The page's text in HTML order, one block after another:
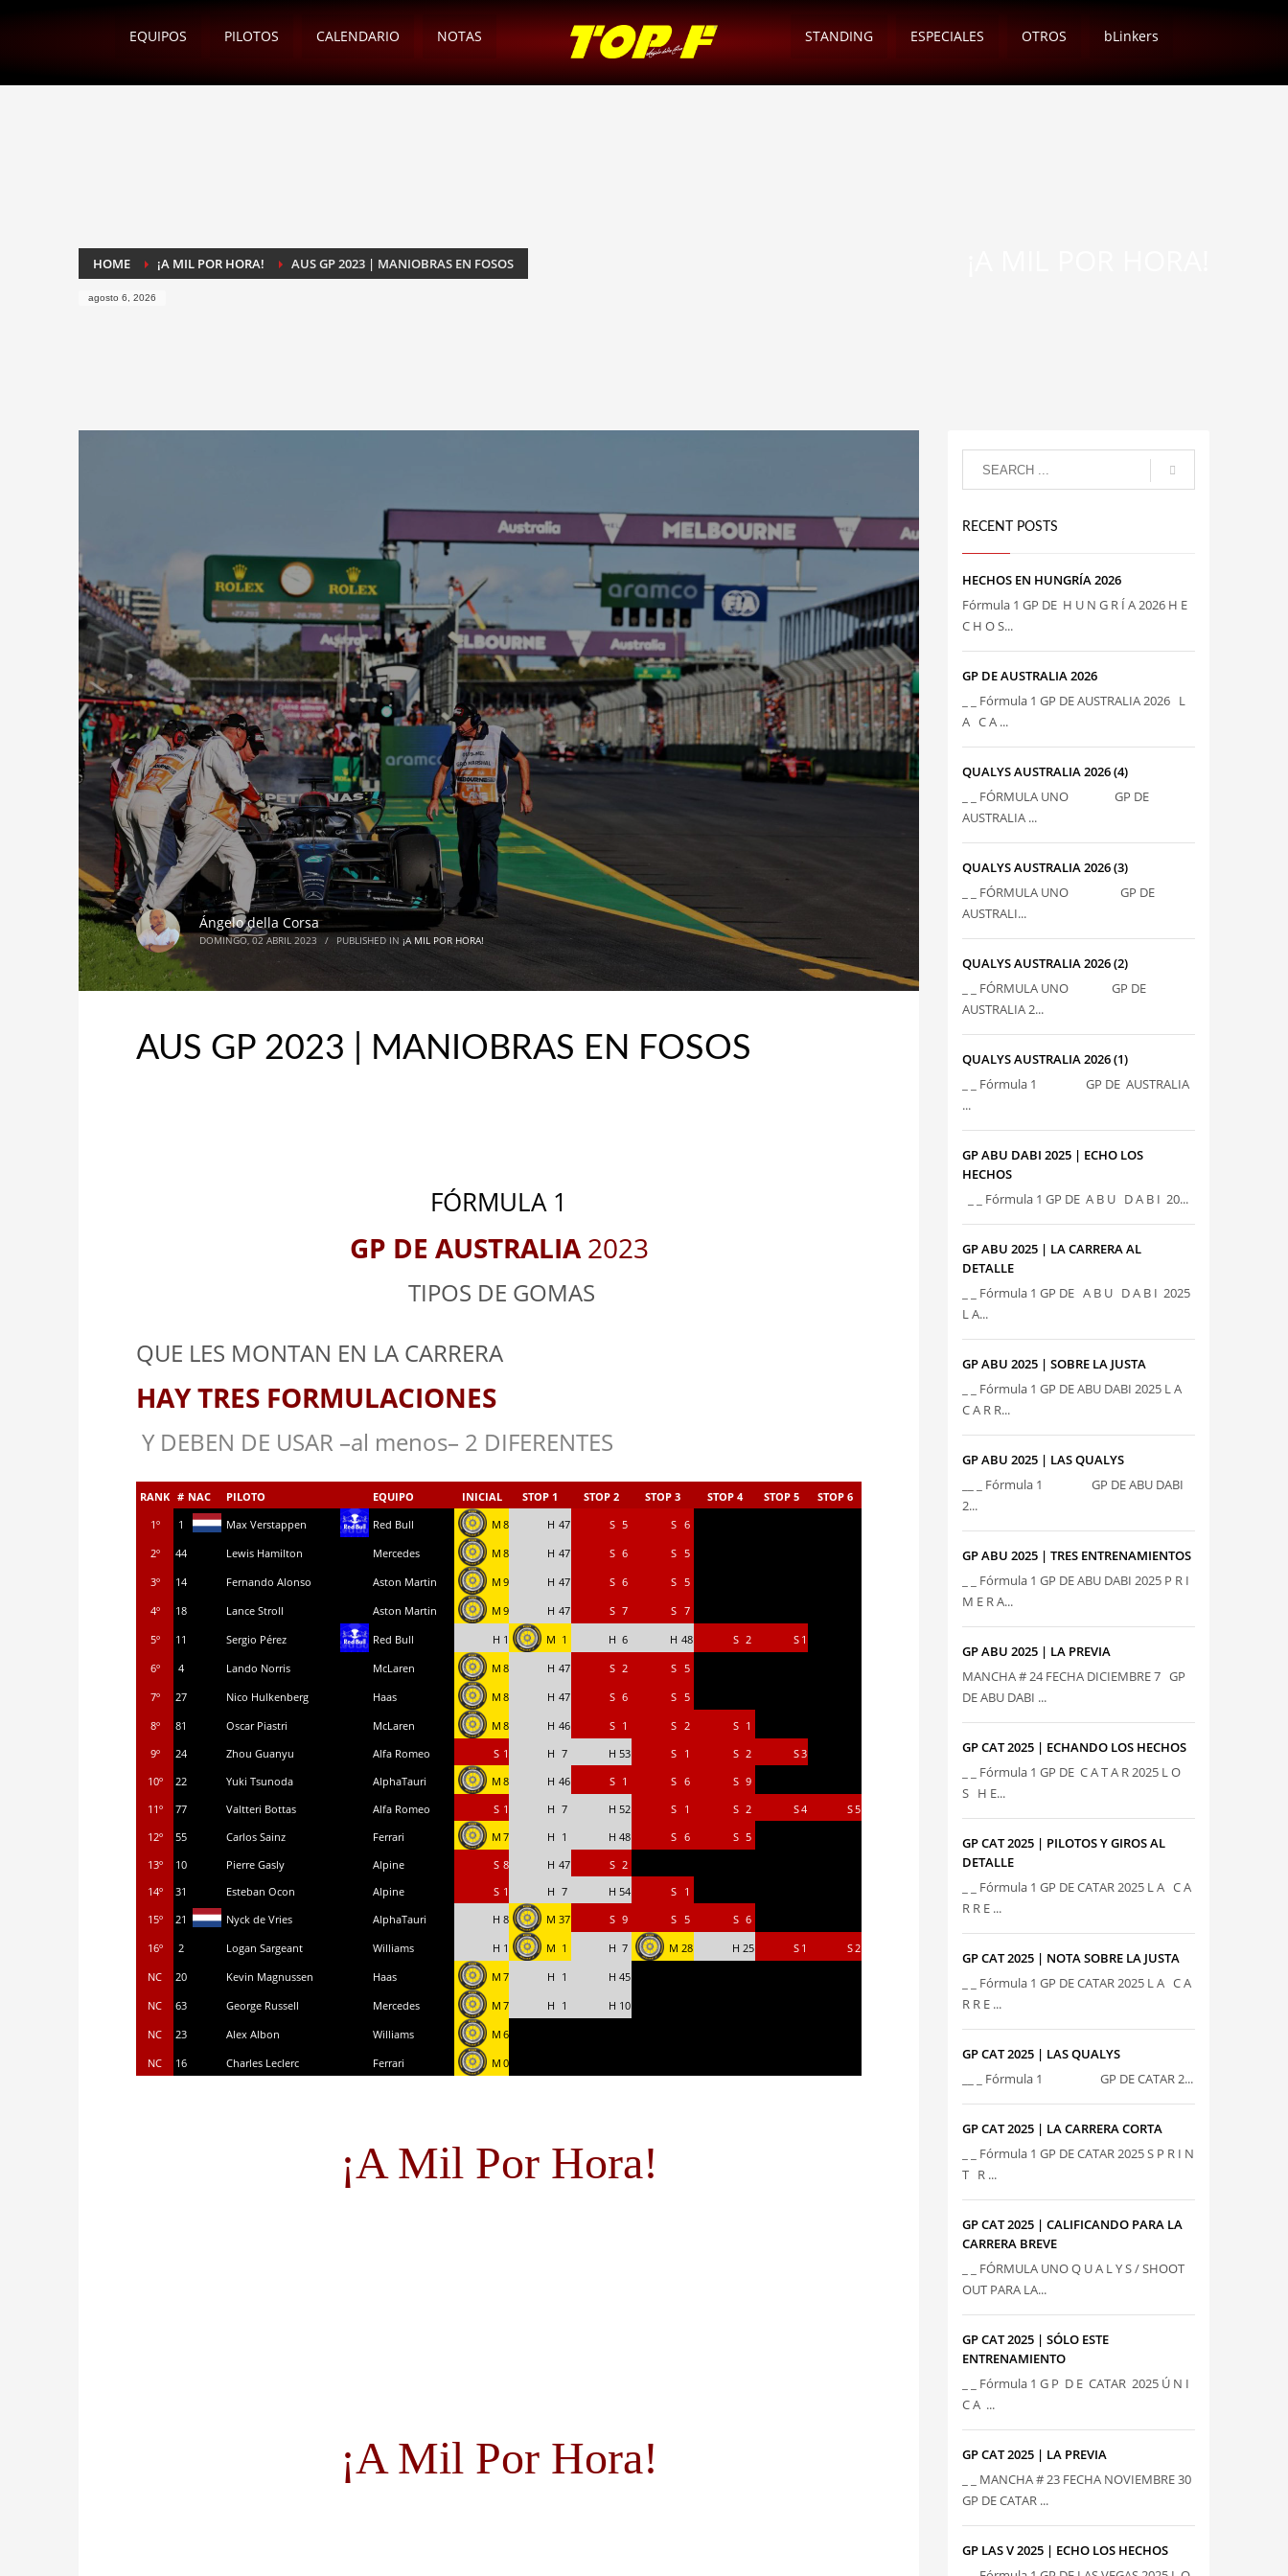
EQUIPOS PILOTOS CALENDARIO NOTAS STANDING ESPECIALES OTROS bLinkers
HOME ¡A MIL POR HORA! AUS GP 2023 | MANIOBRAS EN FOSOS
agosto 6, 2026
Ángelo della Corsa
DOMINGO, 02 ABRIL 2023 / PUBLISHED IN¡A MIL POR HORA!
AUS GP 2023 | MANIOBRAS EN FOSOS
FÓRMULA 1
GP DE AUSTRALIA2023
TIPOS DE GOMAS
QUE LES MONTAN EN LA CARRERA
HAY TRES FORMULACIONES
Y DEBEN DE USAR –al menos– 2 DIFERENTES
RANK # NAC PILOTO EQUIPO INICIAL STOP 1 STOP 2 STOP 3 STOP 4 STOP 5
STOP 6
1º
1 Max Verstappen Red Bull M 8 H 47 S 5 S 6
2º
44 Lewis Hamilton Mercedes M 8 H 47 S 6 S 5
3º
14 Fernando Alonso Aston Martin M 9 H 47 S 6 S 5
4º
18 Lance Stroll Aston Martin M 9 H 47 S 7 S 7
5º
11 Sergio Pérez Red Bull H 1 M 1 H 6 H 48 S 2 S 1
6º
4 Lando Norris McLaren M 8 H 47 S 2 S 5
7º
27 Nico Hulkenberg Haas M 8 H 47 S 6 S 5
8º
81 Oscar Piastri McLaren M 8 H 46 S 1 S 2 S 1
9º
24 Zhou Guanyu Alfa Romeo S 1 H 7 H 53 S 1 S 2 S3
10º
22 Yuki Tsunoda AlphaTauri M 8 H 46 S 1 S 6 S 9
11º
77 Valtteri Bottas Alfa Romeo S 1 H 7 H 52 S 1 S 2 S4 S 5
12º
55 Carlos Sainz Ferrari M 7 H 1 H 48 S 6 S 5
13º
10 Pierre Gasly Alpine S 8 H 47 S 2
14º
31 Esteban Ocon Alpine S 1 H 7 H 54 S 1
15º
21 Nyck de Vries AlphaTauri H 8 M 37 S 9 S 5 S 6
16º
2 Logan Sargeant Williams H 1 M 1 H 7 M 28 H 25 S 1 S 2
NC
20 Kevin Magnussen Haas M 7 H 1 H 45
NC
63 George Russell Mercedes M 7 H 1 H 10
NC
23 Alex Albon Williams M 6
NC
16 Charles Leclerc Ferrari M 0
¡A Mil Por Hora!
¡A Mil Por Hora!
RECENT POSTS
HECHOS EN HUNGRÍA 2026
Fórmula 1 GP DE H U N G R Í A 2026 H E
C H O S...
GP DE AUSTRALIA 2026
_ _ Fórmula 1 GP DE AUSTRALIA 2026 L
A C A ...
QUALYS AUSTRALIA 2026 (4)
_ _ FÓRMULA UNO GP DE
AUSTRALIA ...
QUALYS AUSTRALIA 2026 (3)
_ _ FÓRMULA UNO GP DE
AUSTRALI...
QUALYS AUSTRALIA 2026 (2)
_ _ FÓRMULA UNO GP DE
AUSTRALIA 2...
QUALYS AUSTRALIA 2026 (1)
_ _ Fórmula 1 GP DE AUSTRALIA
...
GP ABU DABI 2025 | ECHO LOS
HECHOS
_ _ Fórmula 1 GP DE A B U D A B I 20...
GP ABU 2025 | LA CARRERA AL
DETALLE
_ _ Fórmula 1 GP DE A B U D A B I 2025
L A...
GP ABU 2025 | SOBRE LA JUSTA
_ _ Fórmula 1 GP DE ABU DABI 2025 L A
C A R R...
GP ABU 2025 | LAS QUALYS
__ _ Fórmula 1 GP DE ABU DABI
2...
GP ABU 2025 | TRES ENTRENAMIENTOS
_ _ Fórmula 1 GP DE ABU DABI 2025 P R I
M E R A...
GP ABU 2025 | LA PREVIA
MANCHA # 24 FECHA DICIEMBRE 7 GP
DE ABU DABI ...
GP CAT 2025 | ECHANDO LOS HECHOS
_ _ Fórmula 1 GP DE C A T A R 2025 L O
S H E...
GP CAT 2025 | PILOTOS Y GIROS AL
DETALLE
_ _ Fórmula 1 GP DE CATAR 2025 L A C A
R R E ...
GP CAT 2025 | NOTA SOBRE LA JUSTA
_ _ Fórmula 1 GP DE CATAR 2025 L A C A
R R E ...
GP CAT 2025 | LAS QUALYS
__ _ Fórmula 1 GP DE CATAR 2...
GP CAT 2025 | LA CARRERA CORTA
_ _ Fórmula 1 GP DE CATAR 2025 S P R I N
T R ...
GP CAT 2025 | CALIFICANDO PARA LA
CARRERA BREVE
_ _ FÓRMULA UNO Q U A L Y S / SHOOT
OUT PARA LA...
GP CAT 2025 | SÓLO ESTE
ENTRENAMIENTO
_ _ Fórmula 1 G P D E CATAR 2025 Ú N I
C A ...
GP CAT 2025 | LA PREVIA
_ _ MANCHA # 23 FECHA NOVIEMBRE 30
GP DE CATAR ...
GP LAS V 2025 | ECHO LOS HECHOS